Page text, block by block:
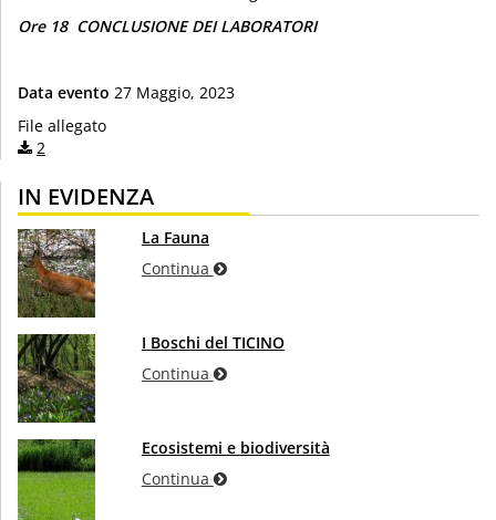
Ore 18 CONCLUSIONE DEI LABORATORI
Data evento 27 Maggio, 2023
File allegato
2
IN EVIDENZA
La Fauna
Continua
I Boschi del TICINO
Continua
Ecosistemi e biodiversità
Continua